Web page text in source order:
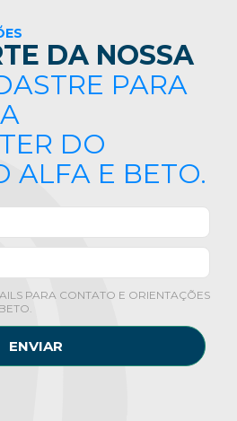
DA NOSSA
PARA
DO
ALFA E BETO.
PARA CONTATO E ORIENTAÇÕES
ENVIAR